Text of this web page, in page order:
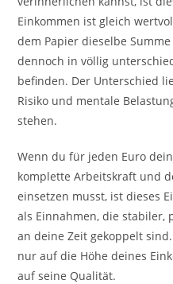
Einkommen ist gleich
dem Papier dieselbe
dennoch in völlig
befinden. Der Unterschied
Risiko und mentale
stehen.
Wenn du für jeden Euro
komplette Arbeitskraft und
einsetzen musst, ist dieses
als Einnahmen, die
an deine Zeit gekoppelt
nur auf die Höhe deines
auf seine Qualität.